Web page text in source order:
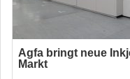
Agfa bringt neue
Markt